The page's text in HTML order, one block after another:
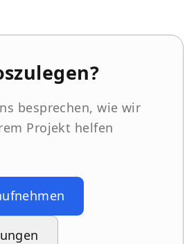
besprechen, wie wir
Projekt helfen